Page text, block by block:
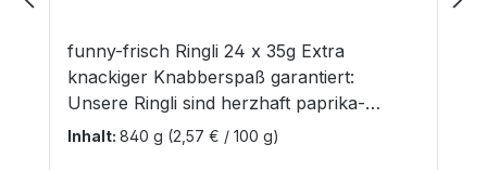
funny-frisch Ringli 24 x 35g Extra
knackiger Knabberspaß garantiert:
Unsere Ringli sind herzhaft paprika-
würzig im Geschmack und sagenhaft
Inhalt: 840 g (2,57 € / 100 g)